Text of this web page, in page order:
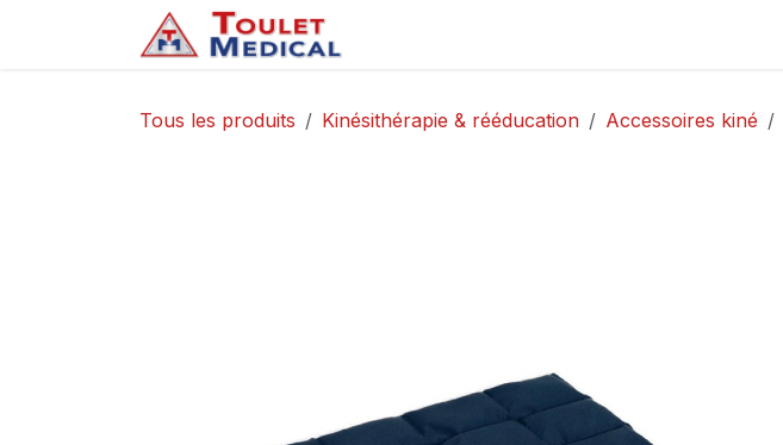
Se rendre au contenu
Tous les produits Kinésithérapie & rééducation Accessoires kiné